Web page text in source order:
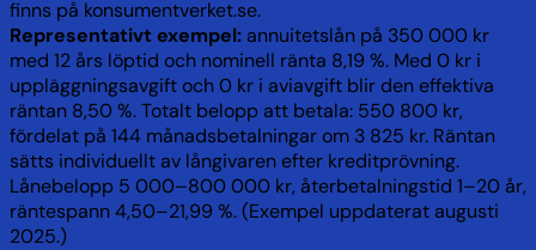
finns på konsumentverket.se.
Representativt exempel:annuitetslån på 350 000 kr
med 12 års löptid och nominell ränta 8,19 %. Med 0 kr i
uppläggningsavgift och 0 kr i aviavgift blir den effektiva
räntan 8,50 %. Totalt belopp att betala: 550 800 kr,
fördelat på 144 månadsbetalningar om 3 825 kr. Räntan
sätts individuellt av långivaren efter kreditprövning.
Lånebelopp 5 000–800 000 kr, återbetalningstid 1–20 år,
räntespann 4,50–21,99 %. (Exempel uppdaterat augusti
2025.)